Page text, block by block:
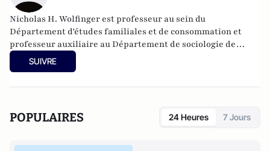
Nicholas H. Wolfinger est professeur au sein du
Département d'études familiales et de consommation et
professeur auxiliaire au Département de sociologie de
l’Université de l'Utah.
SUIVRE
POPULAIRES 24 Heures 7 Jours